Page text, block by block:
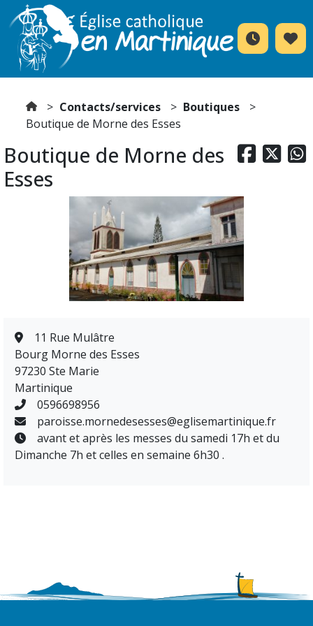
Contacts/services
Boutiques
Boutique de Morne des Esses
  
Boutique de Morne des
Esses
11 Rue Mulâtre
Bourg Morne des Esses
97230 Ste Marie
Martinique
0596698956
paroisse.mornedesesses@eglisemartinique.fr
avant et après les messes du samedi 17h et du
Dimanche 7h et celles en semaine 6h30 .